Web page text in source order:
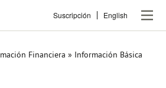
contenido
Suscripción English
Financiera Información Básica